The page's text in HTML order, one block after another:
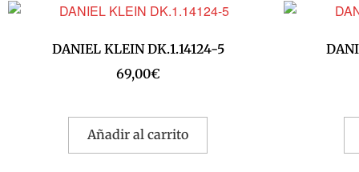
DANIEL KLEIN DK.1.14124-5
69,00€
Añadir al carrito